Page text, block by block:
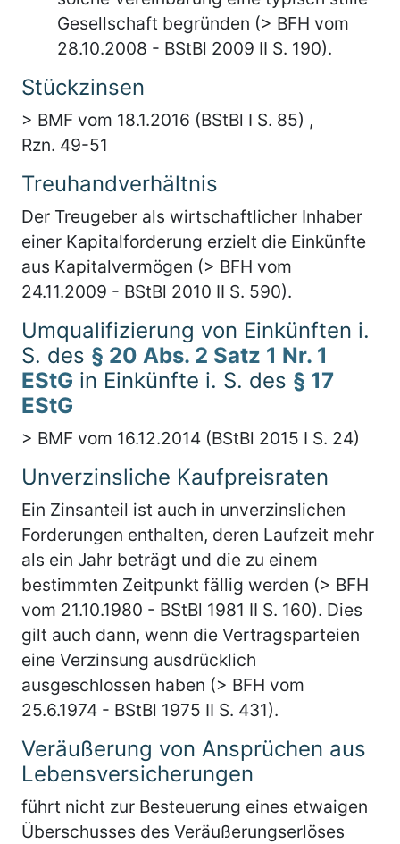
Gesellschaft begründen (> BFH vom
28.10.2008 - BStBl 2009 II S. 190).
Stückzinsen
> BMF vom 18.1.2016 (BStBl I S. 85) ,
Rzn. 49-51
Treuhandverhältnis
Der Treugeber als wirtschaftlicher Inhaber
einer Kapitalforderung erzielt die Einkünfte
aus Kapitalvermögen (> BFH vom
24.11.2009 - BStBl 2010 II S. 590).
Umqualifizierung von Einkünften i.
S. des § 20 Abs. 2 Satz 1 Nr. 1
EStG in Einkünfte i. S. des § 17
EStG
> BMF vom 16.12.2014 (BStBl 2015 I S. 24)
Unverzinsliche Kaufpreisraten
Ein Zinsanteil ist auch in unverzinslichen
Forderungen enthalten, deren Laufzeit mehr
als ein Jahr beträgt und die zu einem
bestimmten Zeitpunkt fällig werden (> BFH
vom 21.10.1980 - BStBl 1981 II S. 160). Dies
gilt auch dann, wenn die Vertragsparteien
eine Verzinsung ausdrücklich
ausgeschlossen haben (> BFH vom
25.6.1974 - BStBl 1975 II S. 431).
Veräußerung von Ansprüchen aus
Lebensversicherungen
führt nicht zur Besteuerung eines etwaigen
Überschusses des Veräußerungserlöses